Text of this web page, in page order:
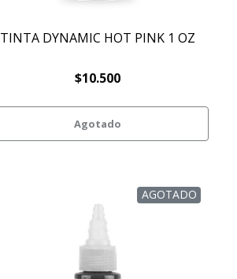
TINTA DYNAMIC HOT PINK 1 OZ
$10.500
Agotado
AGOTADO